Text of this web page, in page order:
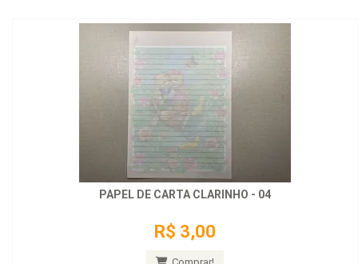
PAPEL DE CARTA CLARINHO - 04
R$ 3,00